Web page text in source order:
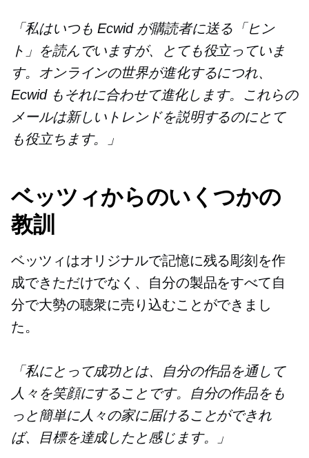
「私はいつも Ecwid が購読者に送る「ヒン
ト」を読んでいますが、とても役立っていま
す。オンラインの世界が進化するにつれ、
Ecwid もそれに合わせて進化します。これらの
メールは新しいトレンドを説明するのにとて
も役立ちます。」
ベッツィからのいくつかの
教訓
ベッツィはオリジナルで記憶に残る彫刻を作
成できただけでなく、自分の製品をすべて自
分で大勢の聴衆に売り込むことができまし
た。
「私にとって成功とは、自分の作品を通して
人々を笑顔にすることです。自分の作品をも
っと簡単に人々の家に届けることができれ
ば、目標を達成したと感じます。」